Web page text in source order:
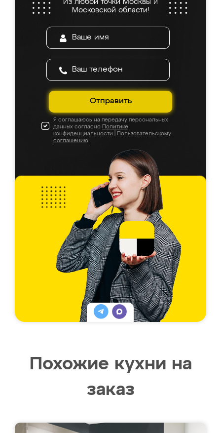
Из любой точки Москвы и
Московской области!
Отправить
Я соглашаюсь на передачу персональных
данных согласно Политике
конфиденциальности
Пользовательскому
соглашению
Похожие кухни на
заказ